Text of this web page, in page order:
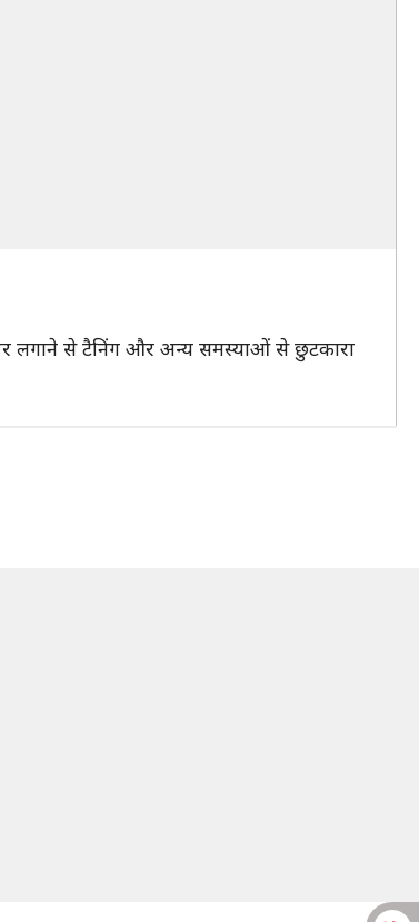
लगाने से टैनिंग और अन्य समस्याओं से छुटकारा